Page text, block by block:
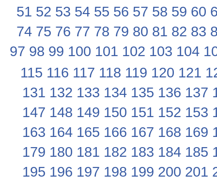
51 52 53 54 55 56 57 58 59 60
74 75 76 77 78 79 80 81 82 83
97 98 99 100 101 102 103 104
115 116 117 118 119 120 121
131 132 133 134 135 136 137
147 148 149 150 151 152 153
163 164 165 166 167 168 169
179 180 181 182 183 184 185
195 196 197 198 199 200 201